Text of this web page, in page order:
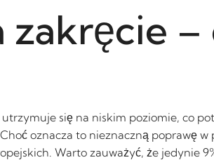
–
się na niskim poziomie, co
oznacza to nieznaczną poprawę
Warto zauważyć, że jedynie